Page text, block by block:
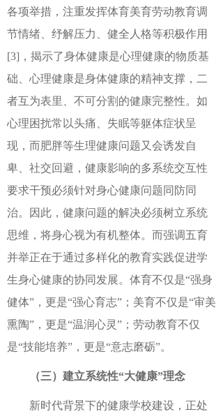
各项举措，注重发挥体育美育劳动教育调
节情绪、纾解压力、健全人格等积极作用
[3] ，揭示了身体健康是心理健康的物质基
础、心理健康是身体健康的精神支撑，二
者互为表里、不可分割的健康完整性。如
心理困扰常以头痛、失眠等躯体症状呈
现，而肥胖等生理健康问题又会诱发自
卑、社交回避，健康影响的多系统交互性
要求干预必须针对身心健康问题同防同
治。因此，健康问题的解决必须树立系统
思维，将身心视为有机整体。而强调五育
并举正在于通过多样化的教育实践促进学
生身心健康的协同发展。体育不仅是“强身
健体”，更是“强心育志”；美育不仅是“审美
熏陶”，更是“温润心灵”；劳动教育不仅
是“技能培养”，更是“意志磨砺”。
（三）建立系统性“大健康”理念
新时代背景下的健康学校建设，正处